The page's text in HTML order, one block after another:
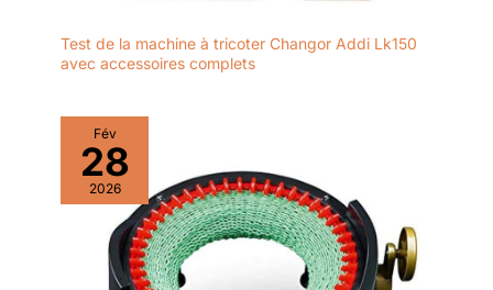
Test de la machine à tricoter Changor Addi Lk150
avec accessoires complets
Fév
28
2026